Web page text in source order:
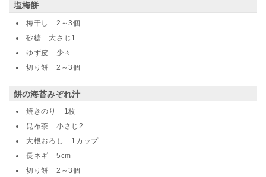
塩梅餅
梅干し 2～3個
砂糖 大さじ1
ゆず皮 少々
切り餅 2～3個
餅の海苔みぞれ汁
焼きのり 1枚
昆布茶 小さじ2
大根おろし 1カップ
長ネギ 5cm
切り餅 2～3個